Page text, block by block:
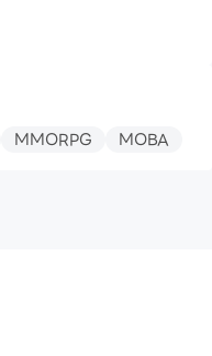
destructive
MMORPG MOBA